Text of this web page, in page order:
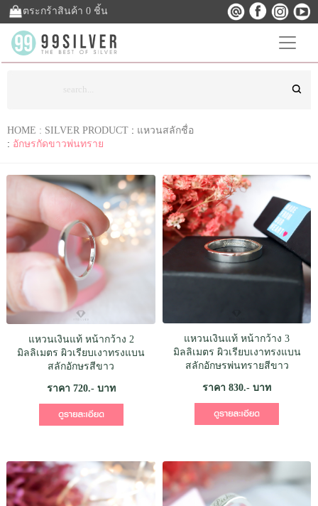
ตระกร้าสินค้า 0 ชิ้น
HOME : SILVER PRODUCT : แหวนสลักชื่อ
: อักษรกัดขาวพ่นทราย
แหวนเงินแท้ หน้ากว้าง 2
มิลลิเมตร ผิวเรียบเงาทรงแบน
สลักอักษรสีขาว
ราคา 720.- บาท
แหวนเงินแท้ หน้ากว้าง 3
มิลลิเมตร ผิวเรียบเงาทรงแบน
สลักอักษรพ่นทรายสีขาว
ราคา 830.- บาท